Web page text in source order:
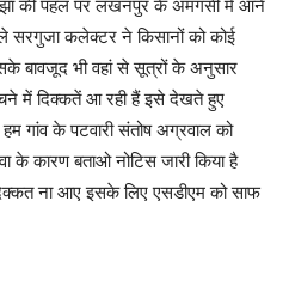
की पहल पर लखनपुर के अमगसी में आने
सरगुजा कलेक्टर ने किसानों को कोई
बावजूद भी वहां से सूत्रों के अनुसार
में दिक्कतें आ रही हैं इसे देखते हुए
गांव के पटवारी संतोष अग्रवाल को
कारण बताओ नोटिस जारी किया है
ना आए इसके लिए एसडीएम को साफ